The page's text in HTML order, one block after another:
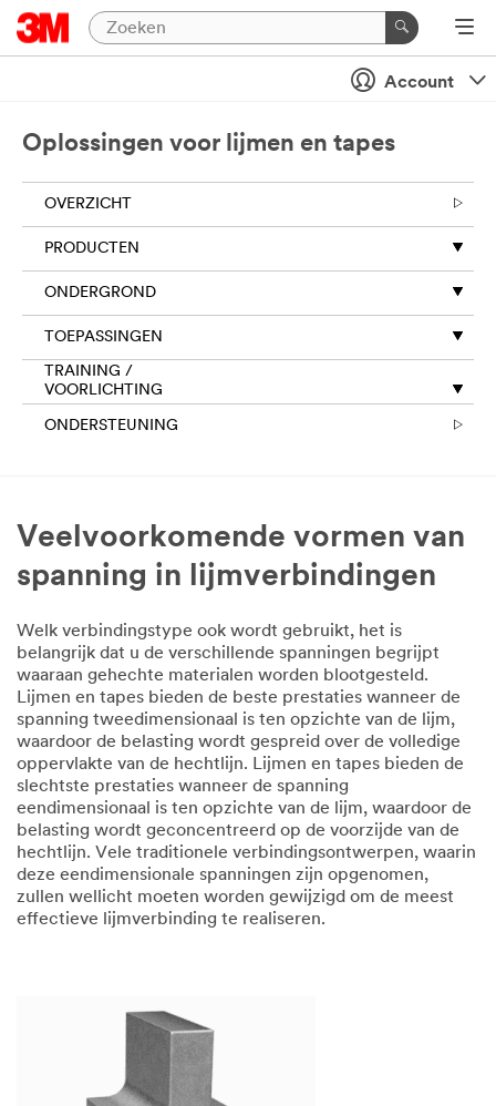
Account
Oplossingen voor lijmen en tapes
OVERZICHT
PRODUCTEN
ONDERGROND
TOEPASSINGEN
TRAINING /
VOORLICHTING
ONDERSTEUNING
Veelvoorkomende vormen van
spanning in lijmverbindingen
Welk verbindingstype ook wordt gebruikt, het is
belangrijk dat u de verschillende spanningen begrijpt
waaraan gehechte materialen worden blootgesteld.
Lijmen en tapes bieden de beste prestaties wanneer de
spanning tweedimensionaal is ten opzichte van de lijm,
waardoor de belasting wordt gespreid over de volledige
oppervlakte van de hechtlijn. Lijmen en tapes bieden de
slechtste prestaties wanneer de spanning
eendimensionaal is ten opzichte van de lijm, waardoor de
belasting wordt geconcentreerd op de voorzijde van de
hechtlijn. Vele traditionele verbindingsontwerpen, waarin
deze eendimensionale spanningen zijn opgenomen,
zullen wellicht moeten worden gewijzigd om de meest
effectieve lijmverbinding te realiseren.